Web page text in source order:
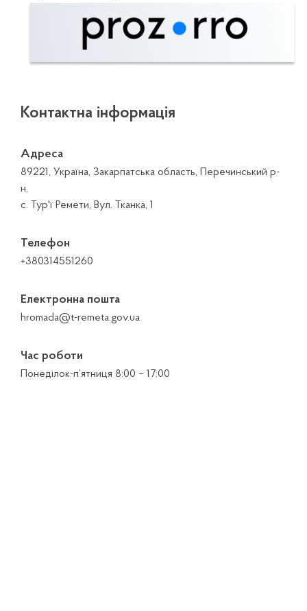
Контактна інформація
Адреса
89221, Україна, Закарпатська область, Перечинський р-
н,
с. Тур'ї Ремети, Вул. Тканка, 1
Телефон
+380314551260
Електронна пошта
hromada@t-remeta.gov.ua
Час роботи
Понеділок-п’ятниця 8:00 – 17:00